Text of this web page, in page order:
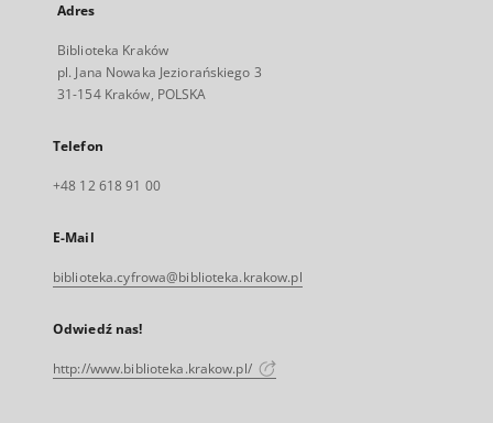
Adres
Biblioteka Kraków
pl. Jana Nowaka Jeziorańskiego 3
31-154 Kraków, POLSKA
Telefon
+48 12 618 91 00
E-Mail
biblioteka.cyfrowa@biblioteka.krakow.pl
Odwiedź nas!
http://www.biblioteka.krakow.pl/